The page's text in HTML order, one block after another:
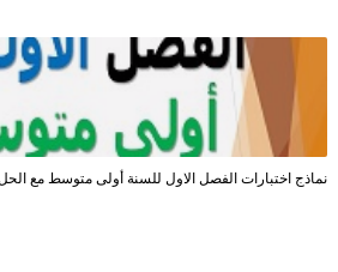
نماذج اختبارات الفصل الاول للسنة أولى متوسط مع الحل 2022